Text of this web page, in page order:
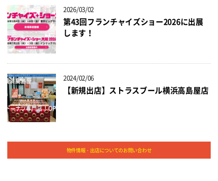
2026/03/02
第43回フランチャイズショー2026に出展
します！
2024/02/06
【新規出店】ストラスブール横浜高島屋店
物件情報・出店についてのお問い合わせ